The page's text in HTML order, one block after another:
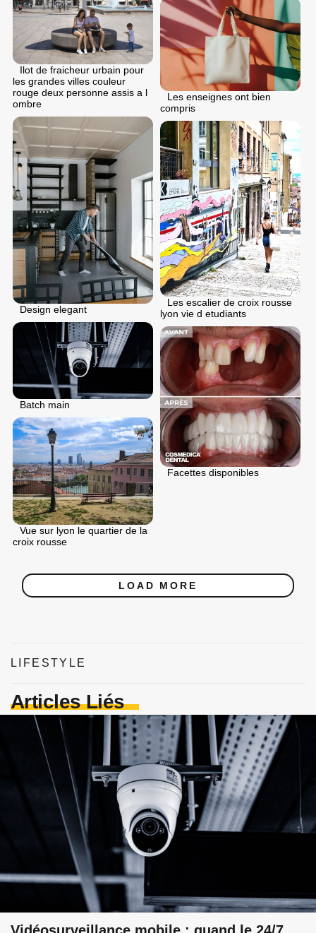
Ilot de fraicheur urbain pour
les grandes villes couleur
rouge deux personne assis a l
ombre
Les enseignes ont bien
compris
Design elegant
Les escalier de croix rousse
lyon vie d etudiants
Batch main
Facettes disponibles
Vue sur lyon le quartier de la
croix rousse
LOAD MORE
LIFESTYLE
Articles Liés
Vidéosurveillance mobile : quand le 24/7